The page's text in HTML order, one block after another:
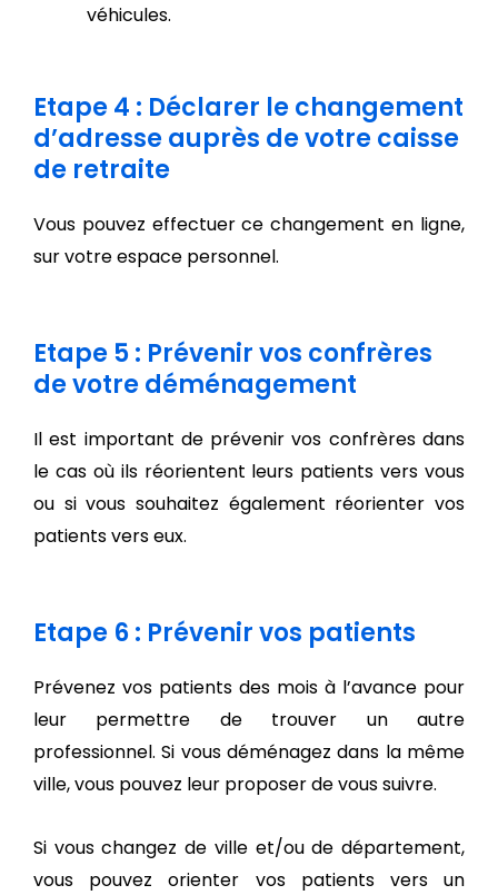
véhicules.
Etape 4 : Déclarer le changement
d’adresse auprès de votre caisse
de retraite
Vous pouvez effectuer ce changement en ligne,
sur votre espace personnel.
Etape 5 : Prévenir vos confrères
de votre déménagement
Il est important de prévenir vos confrères dans
le cas où ils réorientent leurs patients vers vous
ou si vous souhaitez également réorienter vos
patients vers eux.
Etape 6 : Prévenir vos patients
Prévenez vos patients des mois à l’avance pour
leur permettre de trouver un autre
professionnel. Si vous déménagez dans la même
ville, vous pouvez leur proposer de vous suivre.
Si vous changez de ville et/ou de département,
vous pouvez orienter vos patients vers un